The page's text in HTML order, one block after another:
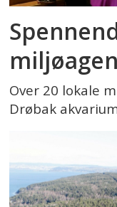
Over 20 lokale
Drøbak